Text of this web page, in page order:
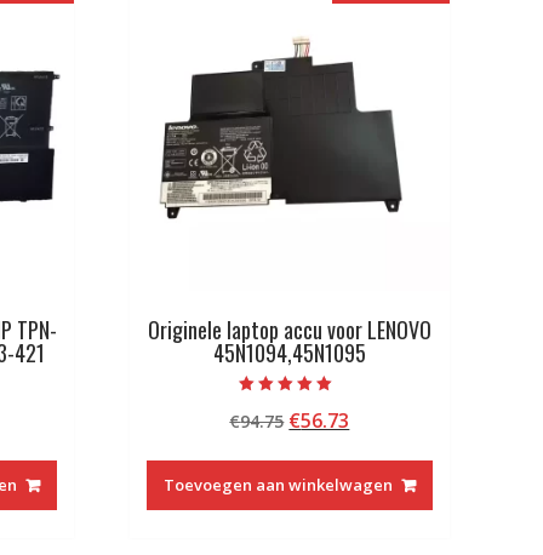
TPN-
421
Originele laptop accu voor LENOVO
45N1094,45N1095
5.00
van 5
€94.75 Oorspronkelijke
was:
€94.75.
€56.73
€56.73.
Toevoegen aan winkelwagen